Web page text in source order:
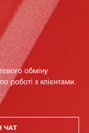
обміну
роботі з клієнтами.
ЧАТ